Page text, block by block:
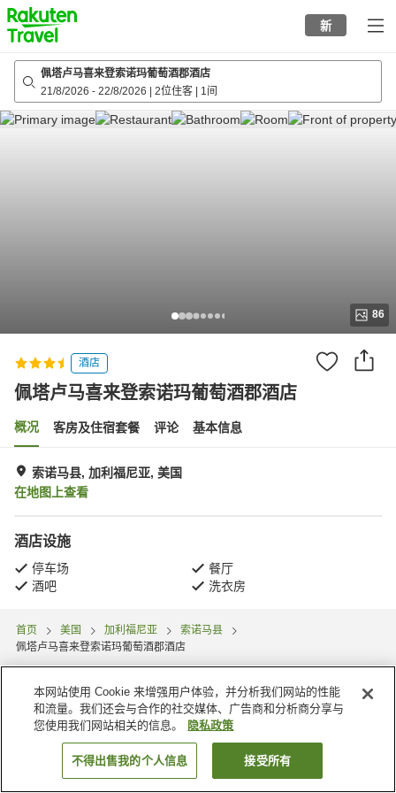
to
top
page
新
佩塔卢马喜来登索诺玛葡萄酒郡酒店
21/8/2026 - 22/8/2026 2位住客 1间
86
酒店
佩塔卢马喜来登索诺玛葡萄酒郡酒店
概况 客房及住宿套餐 评论 基本信息
索诺马县, 加利福尼亚, 美国
在地图上查看
酒店设施
停车场
餐厅
酒吧
洗衣房
首页 美国 加利福尼亚
索诺马县
佩塔卢马喜来登索诺玛葡萄酒郡酒店
搜索客房
本网站使用 Cookie 来增强用户体验，并分析我们网站的性能
和流量。我们还会与合作的社交媒体、广告商和分析商分享与
您使用我们网站相关的信息。
隐私政策
不得出售我的个人信息 接受所有